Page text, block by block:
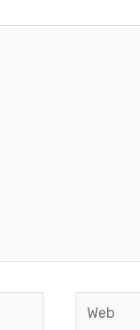
Web